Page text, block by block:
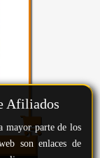
Afiliados
mayor parte de los
son enlaces de